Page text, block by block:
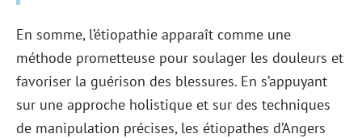
En somme, l’étiopathie apparaît comme une
méthode prometteuse pour soulager les douleurs et
favoriser la guérison des blessures. En s’appuyant
sur une approche holistique et sur des techniques
de manipulation précises, les étiopathes d’Angers